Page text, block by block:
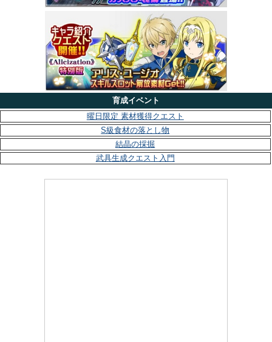
育成イベント
曜日限定 素材獲得クエスト
S級食材の落とし物
結晶の採掘
武具生成クエスト入門